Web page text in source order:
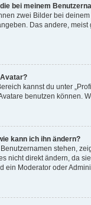
bei meinem
zwei Bilder bei
Das andere,
kannst du unter
benutzen können.
kann ich ihn ändern?
stehen,
nicht direkt ändern, da
ein Moderator oder